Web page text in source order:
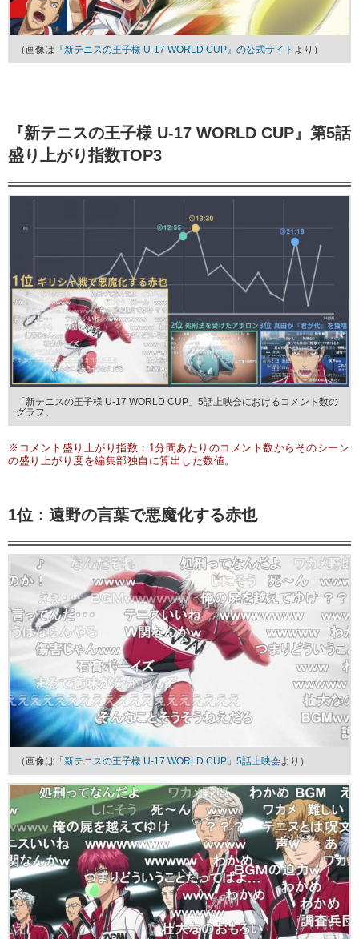
（画像は 『新テニスの王子様 U-17 WORLD CUP』の公式サイト より）
『新テニスの王子様 U-17 WORLD CUP』第5話
盛り上がり指数TOP3
「新テニスの王子様 U-17 WORLD CUP」5話上映会におけるコメント数の
グラフ。
※コメント盛り上がり指数：1分間あたりのコメント数からそのシーン
の盛り上がり度を編集部独自に算出した数値。
1位：遠野の言葉で悪魔化する赤也
（画像は 「新テニスの王子様 U-17 WORLD CUP」5話上映会より）